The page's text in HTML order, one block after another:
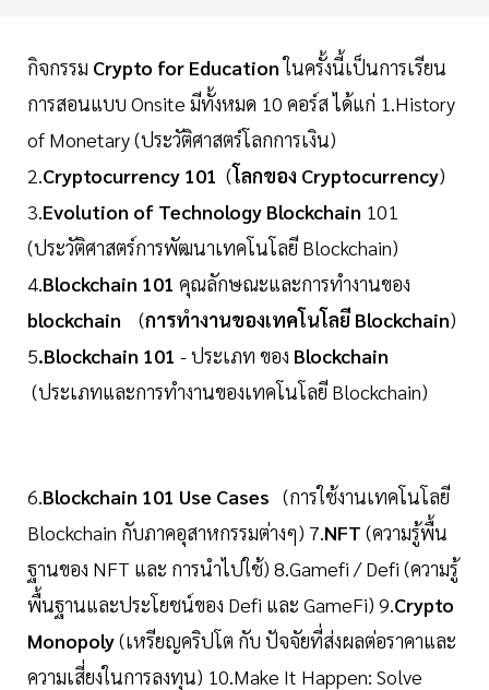
กิจกรรม Crypto for Educationในครั้งนี้เป็นการเรียน
การสอนแบบ Onsite มีทั้งหมด 10 คอร์ส ได้แก่ 1.History
of Monetary (ประวัติศาสตร์โลกการเงิน)
2. Cryptocurrency 101 (โลกของ Cryptocurrency)
3. Evolution of Technology Blockchain 101
(ประวัติศาสตร์การพัฒนาเทคโนโลยี Blockchain)
4. Blockchain 101 คุณลักษณะและการทำงานของ
blockchain (การทำงานของเทคโนโลยี Blockchain)
5.Blockchain 101 - ประเภท ของ Blockchain
(ประเภทและการทำงานของเทคโนโลยี Blockchain)
6. Blockchain 101 Use Cases (การใช้งานเทคโนโลยี
Blockchain กับภาคอุสาหกรรมต่างๆ) 7. NFT (ความรู้พื้น
ฐานของ NFT และ การนำไปใช้) 8.Gamefi / Defi (ความรู้
พื้นฐานและประโยชน์ของ Defi และ GameFi) 9. Crypto
Monopoly(เหรียญคริปโต กับ ปัจจัยที่ส่งผลต่อราคาและ
ความเสี่ยงในการลงทุน) 10.Make It Happen: Solve